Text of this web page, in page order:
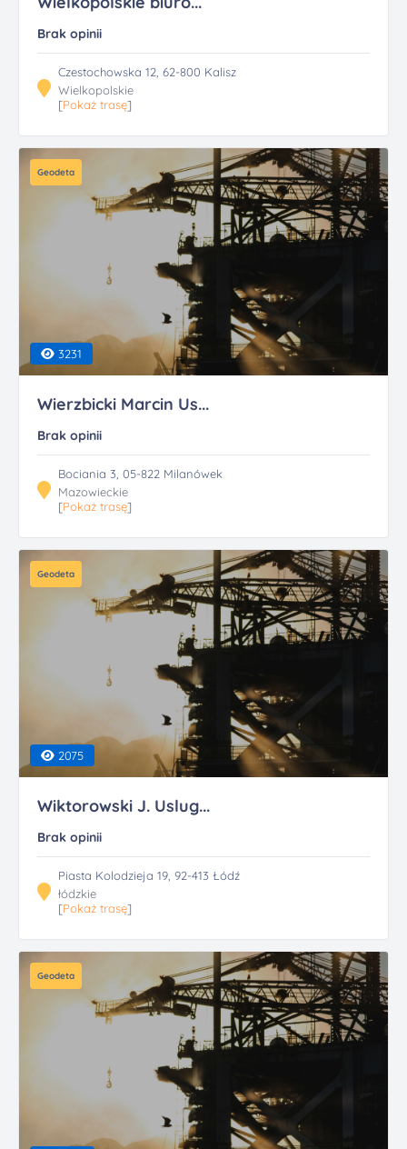
Brak opinii
Czestochowska 12, 62-800 Kalisz
Wielkopolskie
[Pokaż trasę]
Geodeta
3231
Wierzbicki Marcin Us...
Brak opinii
Bociania 3, 05-822 Milanówek
Mazowieckie
[Pokaż trasę]
Geodeta
2075
Wiktorowski J. Uslug...
Brak opinii
Piasta Kolodzieja 19, 92-413 Łódź
łódzkie
[Pokaż trasę]
Geodeta